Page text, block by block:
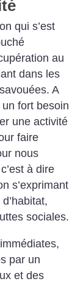
qui s’est
au
dans les
A
fort besoin
une activité
faire
nous
à dire
s’exprimant
sociales.
par un
et des